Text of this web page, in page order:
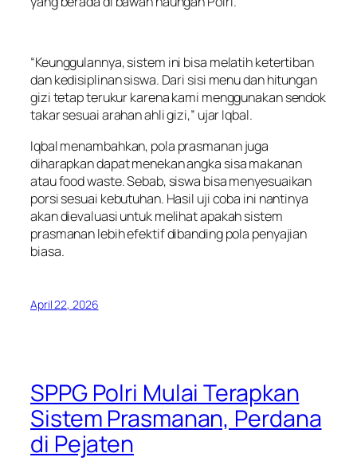
“Keunggulannya, sistem ini bisa melatih ketertiban
dan kedisiplinan siswa. Dari sisi menu dan hitungan
gizi tetap terukur karena kami menggunakan sendok
takar sesuai arahan ahli gizi,” ujar Iqbal.
Iqbal menambahkan, pola prasmanan juga
diharapkan dapat menekan angka sisa makanan
atau food waste. Sebab, siswa bisa menyesuaikan
porsi sesuai kebutuhan. Hasil uji coba ini nantinya
akan dievaluasi untuk melihat apakah sistem
prasmanan lebih efektif dibanding pola penyajian
biasa.
April 22, 2026
SPPG Polri Mulai Terapkan
Sistem Prasmanan, Perdana
di Pejaten